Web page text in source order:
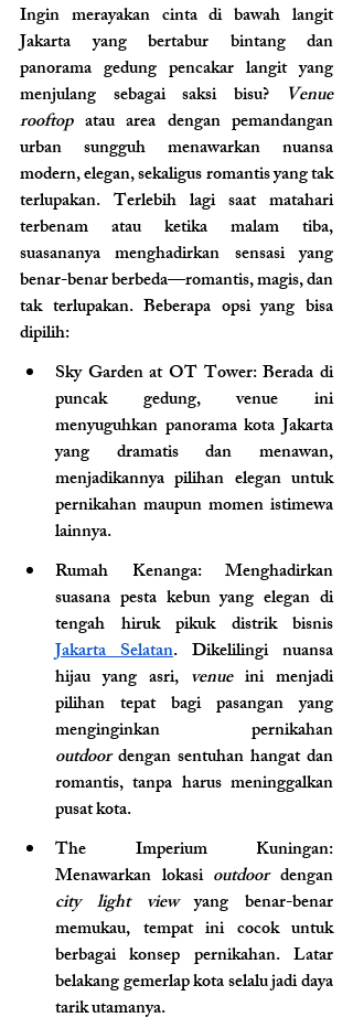
Ingin merayakan cinta di bawah langit
Jakarta yang bertabur bintang dan
panorama gedung pencakar langit yang
menjulang sebagai saksi bisu? Venue
rooftop atau area dengan pemandangan
urban sungguh menawarkan nuansa
modern, elegan, sekaligus romantis yang tak
terlupakan. Terlebih lagi saat matahari
terbenam atau ketika malam tiba,
suasananya menghadirkan sensasi yang
benar-benar berbeda—romantis, magis, dan
tak terlupakan. Beberapa opsi yang bisa
dipilih:
Sky Garden at OT Tower: Berada di
puncak gedung, venue ini
menyuguhkan panorama kota Jakarta
yang dramatis dan menawan,
menjadikannya pilihan elegan untuk
pernikahan maupun momen istimewa
lainnya.
Rumah Kenanga: Menghadirkan
suasana pesta kebun yang elegan di
Jakarta Selatan. Dikelilingi nuansa
hijau yang asri, venue ini menjadi
pilihan tepat bagi pasangan yang
outdoor dengan sentuhan hangat dan
romantis, tanpa harus meninggalkan
pusat kota.
The Imperium Kuningan:
Menawarkan lokasi outdoor
city light view yang benar-benar
memukau, tempat ini cocok untuk
berbagai konsep pernikahan. Latar
belakang gemerlap kota selalu jadi daya
tarik utamanya.